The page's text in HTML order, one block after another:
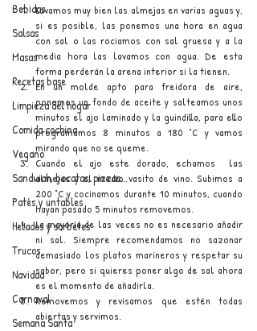
Bebidas
Salsas
Masas
Recetas base
Limpieza del hogar
Comida cochina
Vegano
Sandwich, bocatas, pizzas...
Patés y untables
Helados y sorbetes
Trucos
Navidad
Carnaval
Semana Santa
Lavamos muy bien las almejas en varias aguas y,
si es posible, las ponemos una hora en agua
con sal o las rociamos con sal gruesa y a la
media hora las lavamos con agua. De esta
forma perderán la arena interior si la tienen.
En un molde apto para freidora de aire,
ponemos un fondo de aceite y salteamos unos
minutos el ajo laminado y la guindilla, para ello
programamos 8 minutos a 180 °C y vamos
mirando que no se queme.
Cuando el ajo este dorado, echamos
las
almejas y el medio vasito de vino. Subimos a
200 °C y cocinamos durante 10 minutos, cuando
hayan pasado 5 minutos removemos.
La mayoría de las veces no es necesario añadir
ni sal. Siempre recomendamos no sazonar
demasiado los platos marineros y respetar su
sabor, pero si quieres poner algo de sal ahora
es el momento de añadirla.
Removemos y revisamos que estén todas
abiertas y servimos.